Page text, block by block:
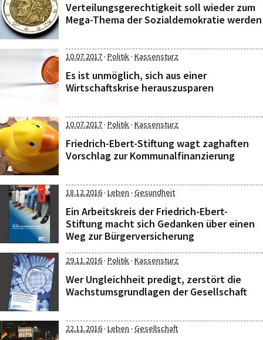
Verteilungsgerechtigkeit soll wieder zum
Mega-Thema der Sozialdemokratie werden
10.07.2017· Politik· Kassensturz
Es ist unmöglich, sich aus einer
Wirtschaftskrise herauszusparen
10.07.2017· Politik· Kassensturz
Friedrich-Ebert-Stiftung wagt zaghaften
Vorschlag zur Kommunalfinanzierung
18.12.2016· Leben · Gesundheit
Ein Arbeitskreis der Friedrich-Ebert-
Stiftung macht sich Gedanken über einen
Weg zur Bürgerversicherung
29.11.2016· Politik· Kassensturz
Wer Ungleichheit predigt, zerstört die
Wachstumsgrundlagen der Gesellschaft
22.11.2016· Leben · Gesellschaft